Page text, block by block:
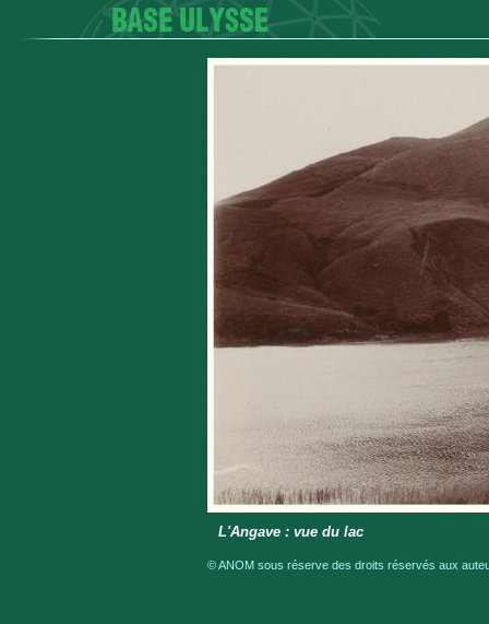
L'Angave : vue du lac
© ANOM sous réserve des droits réservés aux